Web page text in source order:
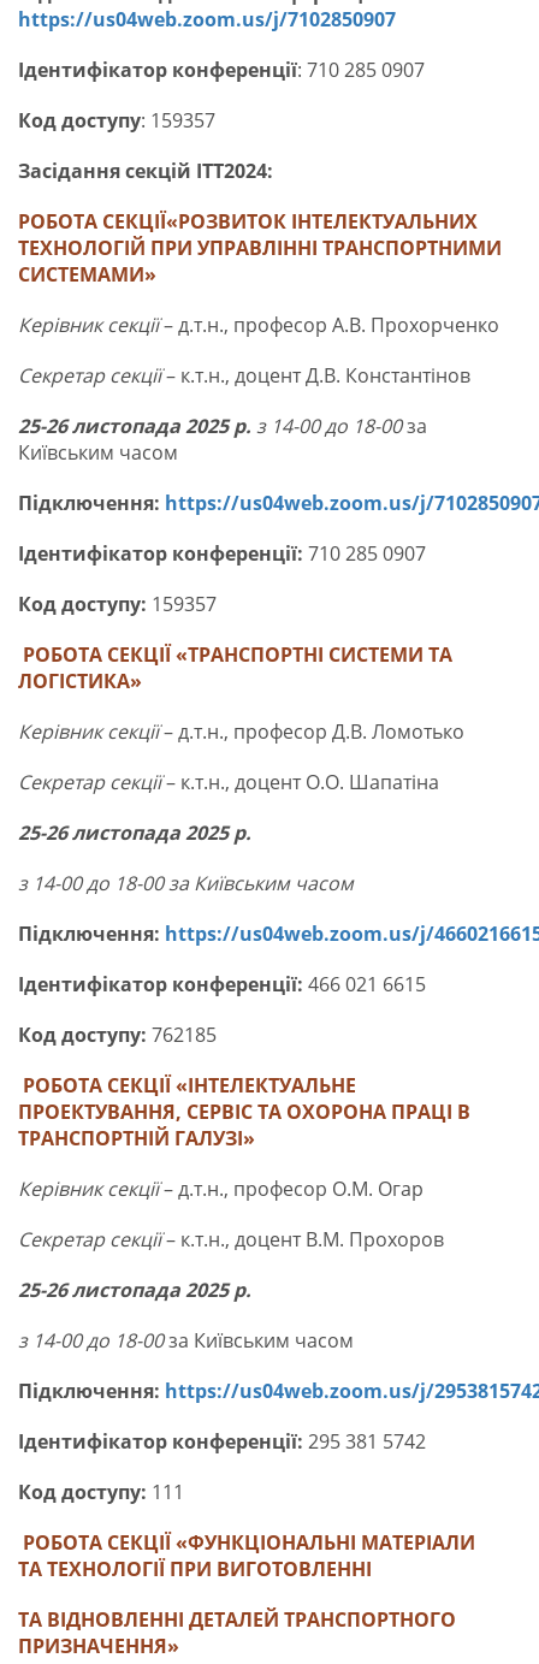
https://us04web.zoom.us/j/7102850907
Ідентифікатор конференції: 710 285 0907
Код доступу: 159357
Засідання секцій ІТТ2024:
РОБОТА СЕКЦІЇ«РОЗВИТОК ІНТЕЛЕКТУАЛЬНИХ
ТЕХНОЛОГІЙ ПРИ УПРАВЛІННІ ТРАНСПОРТНИМИ
СИСТЕМАМИ»
Керівник секції– д.т.н., професор А.В. Прохорченко
Секретар секції– к.т.н., доцент Д.В. Константінов
25-26 листопада 2025 р. з 14-00 до 18-00за
Київським часом
Підключення: https://us04web.zoom.us/j/
Ідентифікатор конференції: 710 285 0907
Код доступу: 159357
РОБОТА СЕКЦІЇ«ТРАНСПОРТНІ СИСТЕМИ ТА
ЛОГІСТИКА»
Керівник секції– д.т.н., професор Д.В. Ломотько
Секретар секції– к.т.н., доцент О.О. Шапатіна
25-26 листопада 2025 р.
з 14-00 до 18-00 за Київським часом
Підключення: https://us04web.zoom.us/j/
Ідентифікатор конференції: 466 021 6615
Код доступу: 762185
РОБОТА СЕКЦІЇ«ІНТЕЛЕКТУАЛЬНЕ
ПРОЕКТУВАННЯ, СЕРВІС ТА ОХОРОНА ПРАЦІ В
ТРАНСПОРТНІЙ ГАЛУЗІ»
Керівник секції– д.т.н., професор О.М. Огар
Секретар секції– к.т.н., доцент В.М. Прохоров
25-26 листопада 2025 р.
з 14-00 до 18-00за Київським часом
Підключення: https://us04web.zoom.us/j/
Ідентифікатор конференції: 295 381 5742
Код доступу: 111
РОБОТА СЕКЦІЇ«ФУНКЦІОНАЛЬНІ МАТЕРІАЛИ
ТА ТЕХНОЛОГІЇ ПРИ ВИГОТОВЛЕННІ
ТА ВІДНОВЛЕННІ ДЕТАЛЕЙ ТРАНСПОРТНОГО
ПРИЗНАЧЕННЯ»